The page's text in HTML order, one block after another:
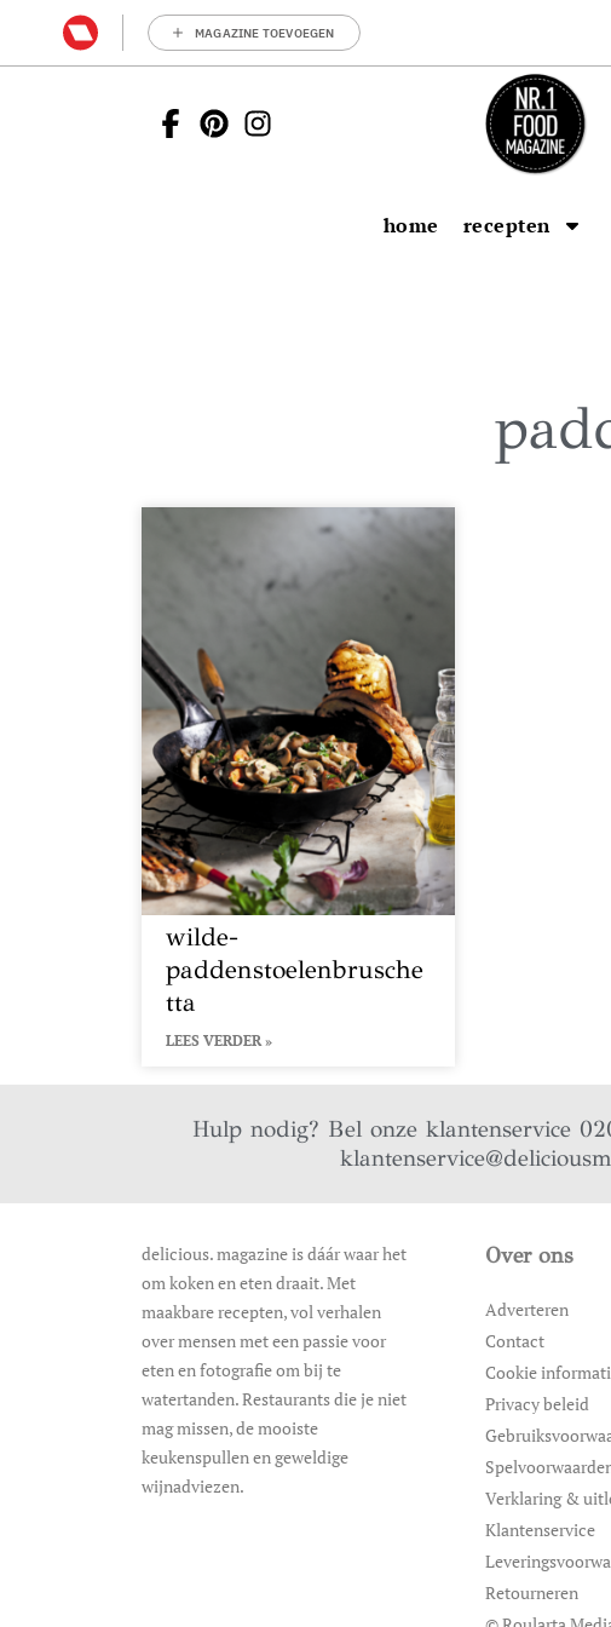
MAGAZINE TOEVOEGEN
home recepten
wilde-
paddenstoelenbrusche
tta
LEES VERDER »
Hulp nodig? Bel onze klantenservice
delicious. magazine is dáár waar het
om koken en eten draait. Met
maakbare recepten, vol verhalen
over mensen met een passie voor
eten en fotografie om bij te
watertanden. Restaurants die je niet
mag missen, de mooiste
keukenspullen en geweldige
wijnadviezen.
Over ons
Adverteren
Contact
Cookie
Privacy beleid
Verklaring &
Klantenservice
Retourneren